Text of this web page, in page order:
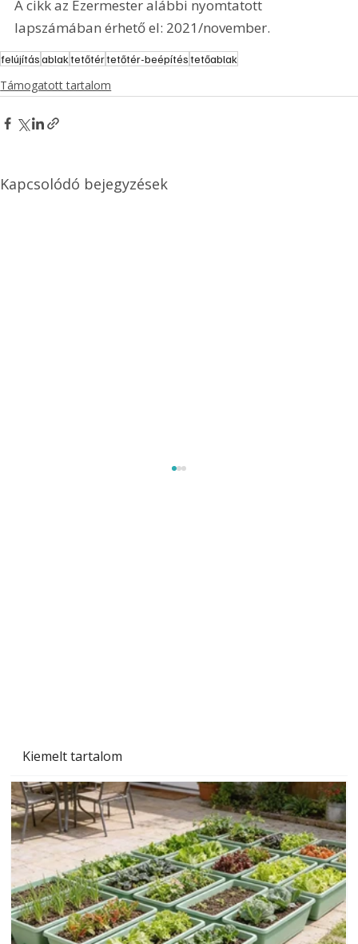
Kiemelt tartalom
A cikk az Ezermester alábbi nyomtatott
lapszámában érhető el: 2021/november.
felújításablaktetőtértetőtér-beépítéstetőablak
Támogatott tartalom
Kapcsolódó bejegyzések